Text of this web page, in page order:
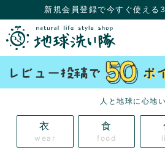
新規会員登録で今すぐ使える
人と地球に心地
衣
wear
食
food